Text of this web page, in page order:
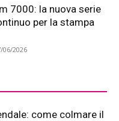
7000: la nuova serie
per la stampa
06/2026
come colmare il